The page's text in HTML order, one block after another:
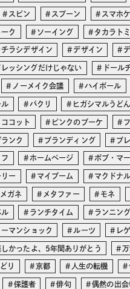
スピン スプーン スマホ
ク ソーイング タカラト
チラシデザイン デザイン
レッシングだけじゃない ドール
ノーメイク会議 ハイボール
ル パクリ ヒガシマルうど
ココット ピンクのブーケ
ランク ブランディング ブ
ホームページ ボブ・マ
ー マイブーム マクドナ
メガネ メタファー モネ
ル ランチタイム ランニン
ーマンショック ルーツ レ
かったよ、5年間ありがとう
り 京都 人生の転機
保護者 俳句 偶然の出会